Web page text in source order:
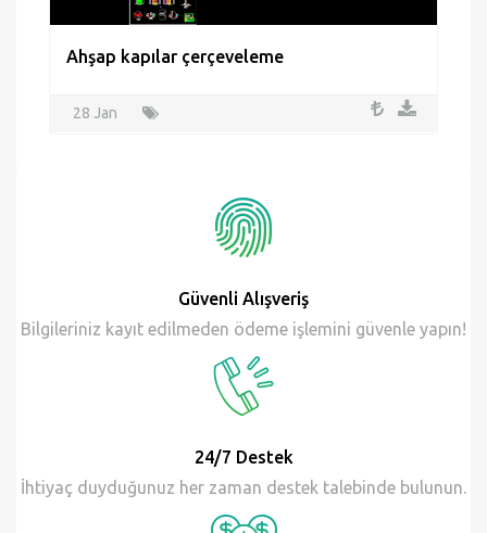
Ahşap kapılar çerçeveleme
28 Jan
Güvenli Alışveriş
Bilgileriniz kayıt edilmeden ödeme işlemini güvenle yapın!
24/7 Destek
İhtiyaç duyduğunuz her zaman destek talebinde bulunun.